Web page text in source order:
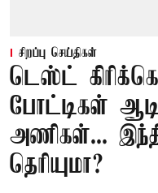
சிறப்பு செய்திகள்
டெஸ்ட்
போட்டிகள்
அணிகள்...
தெரியுமா?